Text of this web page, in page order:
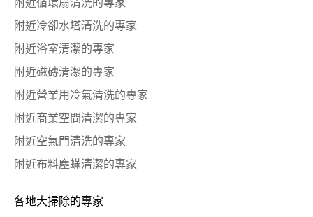
附近循環扇清洗的專家
附近冷卻水塔清洗的專家
附近浴室清潔的專家
附近磁磚清潔的專家
附近營業用冷氣清洗的專家
附近商業空間清潔的專家
附近空氣門清洗的專家
附近布料塵蟎清潔的專家
各地大掃除的專家